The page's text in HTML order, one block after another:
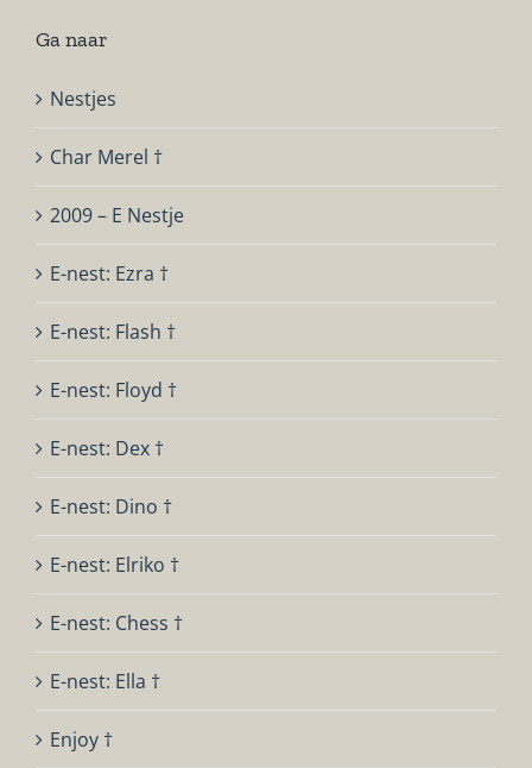
Ga naar
Nestjes
Char Merel †
2009 – E Nestje
E-nest: Ezra †
E-nest: Flash †
E-nest: Floyd †
E-nest: Dex †
E-nest: Dino †
E-nest: Elriko †
E-nest: Chess †
E-nest: Ella †
Enjoy †